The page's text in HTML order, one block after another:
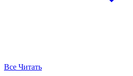
Все Читать